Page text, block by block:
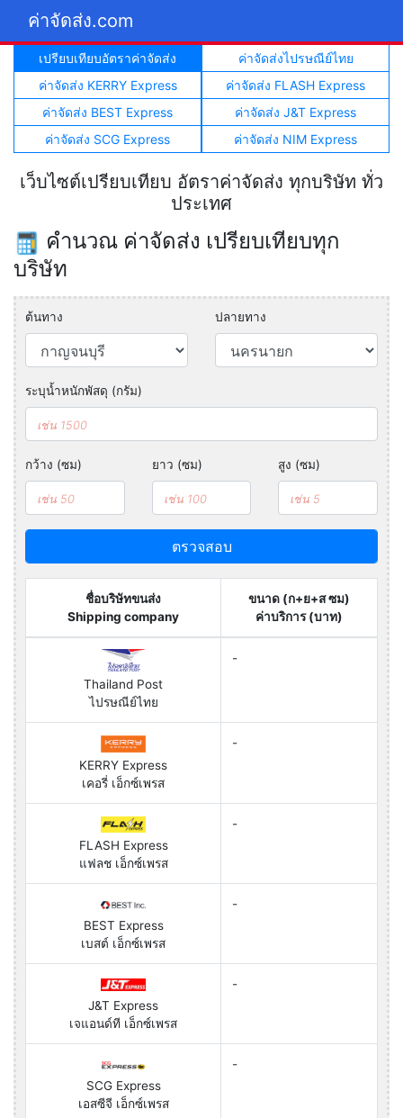
ค่าจัดส่ง.com
เปรียบเทียบอัตราค่าจัดส่ง
ค่าจัดส่งไปรษณีย์ไทย
ค่าจัดส่ง KERRY Express
ค่าจัดส่ง FLASH Express
ค่าจัดส่ง BEST Express
ค่าจัดส่ง J&T Express
ค่าจัดส่ง SCG Express
ค่าจัดส่ง NIM Express
เว็บไซต์เปรียบเทียบ อัตราค่าจัดส่ง ทุกบริษัท ทั่ว
ประเทศ
คำนวณ ค่าจัดส่ง เปรียบเทียบทุก
บริษัท
ต้นทาง ปลายทาง
ระบุน้ำหนักพัสดุ (กรัม)
กว้าง (ซม) ยาว (ซม) สูง (ซม)
ตรวจสอบ
ชื่อบริษัทขนส่ง
Shipping company
ขนาด (ก+ย+ส ซม)
ค่าบริการ (บาท)
Thailand Post
ไปรษณีย์ไทย
-
KERRY Express
เคอรี่ เอ็กซ์เพรส
-
FLASH Express
แฟลช เอ็กซ์เพรส
-
BEST Express
เบสต์ เอ็กซ์เพรส
-
J&T Express
เจแอนด์ที เอ็กซ์เพรส
-
SCG Express
เอสซีจี เอ็กซ์เพรส
-